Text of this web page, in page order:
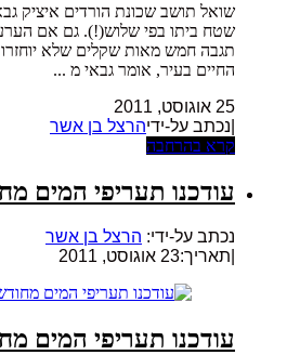
שואל תושב שכונת הורדים איציק
שטח ביתו בפי שלוש(!). גם אם
תגבה חמש מאות שקלים שלא
החיים בעיר, אומר גבאי מ ...
25 אוגוסט, 2011
|נכתב על-ידיהרצל בן אשר
קרא בהרחבה
עודכנו תעריפי המים
נכתב על-ידי: הרצל בן אשר
תאריך:23 אוגוסט, 2011
עודכנו תעריפי המים